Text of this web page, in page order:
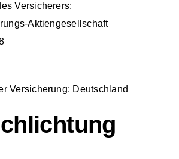
Versicherers:
Aktiengesellschaft
Versicherung: Deutschland